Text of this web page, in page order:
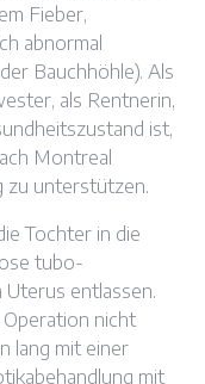
Fieber,
abnormal
Bauchhöhle). Als
als Rentnerin,
ist,
Montreal
zu unterstützen.
Tochter in die
tubo-
entlassen.
nicht
lang mit einer
mit